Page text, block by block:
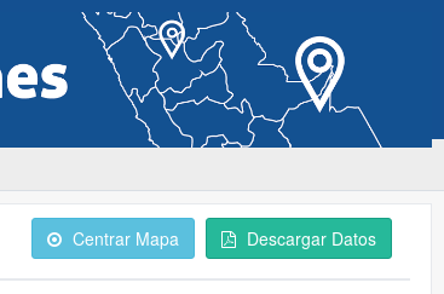
Centrar Mapa Descargar Datos